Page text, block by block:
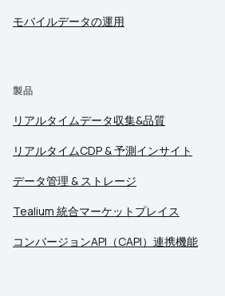
モバイルデータの運用
製品
リアルタイムデータ収集&品質
リアルタイムCDP & 予測インサイト
データ管理 & ストレージ
Tealium 統合マーケットプレイス
コンバージョンAPI（CAPI）連携機能